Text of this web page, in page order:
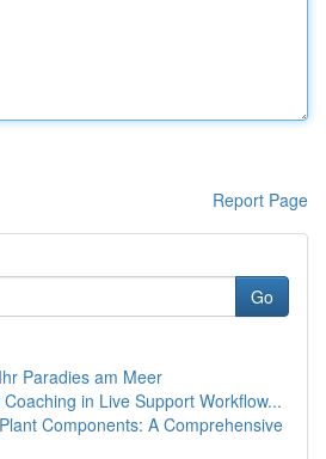
Report Page
Go
Paradies am Meer
in Live Support Workflow...
Components: A Comprehensive